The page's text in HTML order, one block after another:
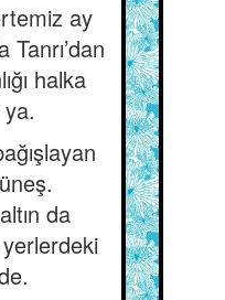
ay
halka
da
yerlerdeki